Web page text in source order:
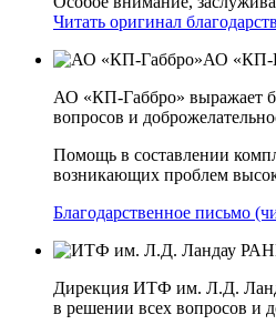
Читать оригинал
АО «КП-
АО «КП-Габбро» выражает
вопросов и
Помощь в составлении
возникающих проблем
Благодарственное письмо
Дирекция ИТФ им. Л.Д.
в решении всех вопросов и